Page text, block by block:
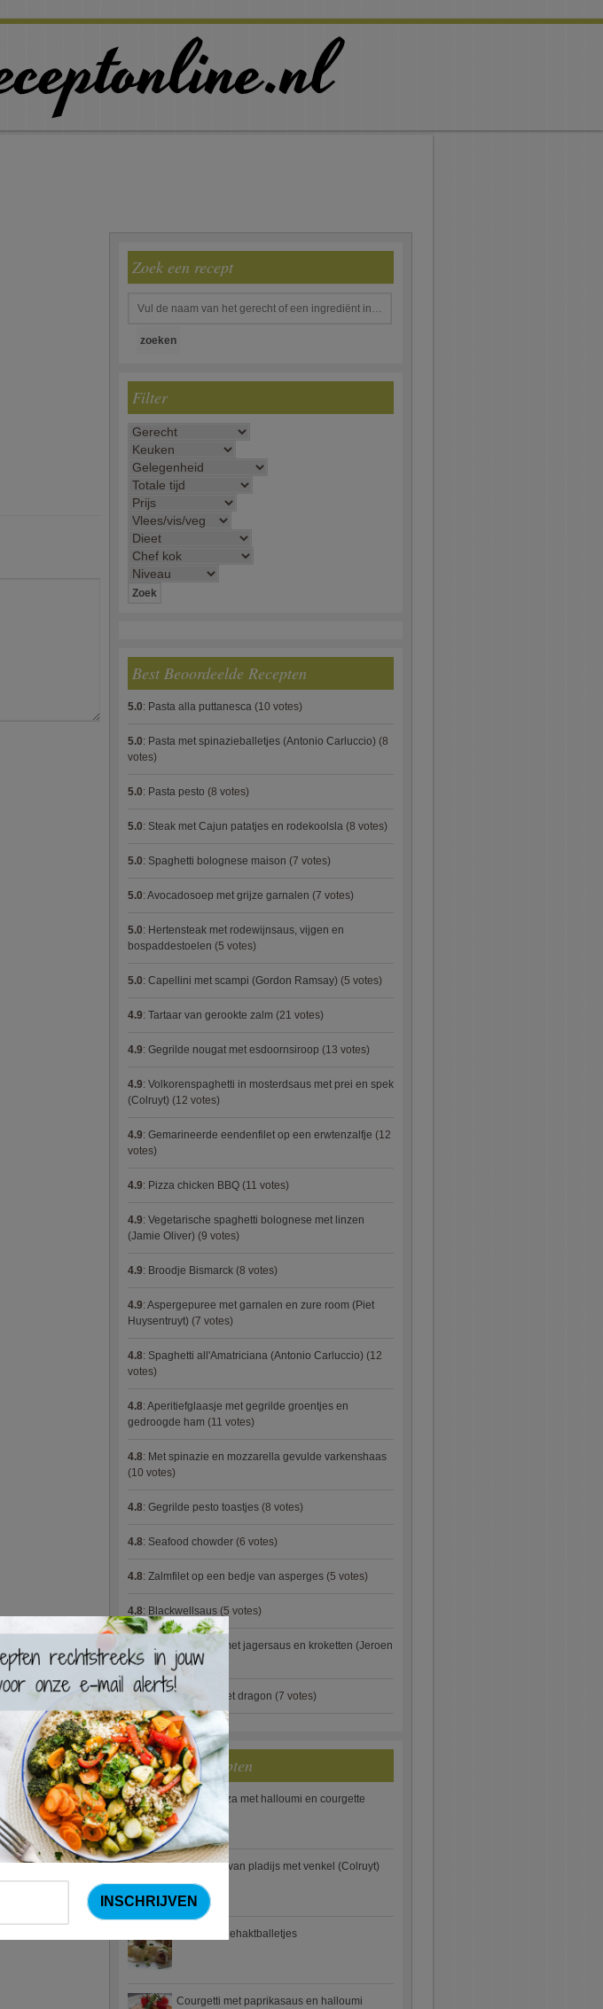
Zoek een recept
Filter
Best Beoordeelde Recepten
5.0: Pasta alla puttanesca (10 votes)
5.0: Pasta met spinazieballetjes (Antonio Carluccio) (8
votes)
5.0: Pasta pesto (8 votes)
5.0: Steak met Cajun patatjes en rodekoolsla (8 votes)
5.0: Spaghetti bolognese maison (7 votes)
5.0: Avocadosoep met grijze garnalen (7 votes)
5.0: Hertensteak met rodewijnsaus, vijgen en
bospaddestoelen (5 votes)
5.0: Capellini met scampi (Gordon Ramsay) (5 votes)
4.9: Tartaar van gerookte zalm (21 votes)
4.9: Gegrilde nougat met esdoornsiroop (13 votes)
4.9: Volkorenspaghetti in mosterdsaus met prei en spek
(Colruyt) (12 votes)
4.9: Gemarineerde eendenfilet op een erwtenzalfje (12
votes)
4.9: Pizza chicken BBQ (11 votes)
4.9: Vegetarische spaghetti bolognese met linzen
(Jamie Oliver) (9 votes)
4.9: Broodje Bismarck (8 votes)
4.9: Aspergepuree met garnalen en zure room (Piet
Huysentruyt) (7 votes)
4.8: Spaghetti all'Amatriciana (Antonio Carluccio) (12
votes)
4.8: Aperitiefglaasje met gegrilde groentjes en
gedroogde ham (11 votes)
4.8: Met spinazie en mozzarella gevulde varkenshaas
(10 votes)
4.8: Gegrilde pesto toastjes (8 votes)
4.8: Seafood chowder (6 votes)
4.8: Zalmfilet op een bedje van asperges (5 votes)
4.8: Blackwellsaus (5 votes)
4.7
Varkenshaasje met jagersaus en kroketten (Jeroen
Meus)(15 votes)
4.7:Gestoofde kip met dragon (7 votes)
Nieuwste Recepten
Turkse pizza met halloumi en courgette
Waterzooi van pladijs met venkel (Colruyt)
Zweedse gehaktballetjes
Courgetti met paprikasaus en halloumi
×